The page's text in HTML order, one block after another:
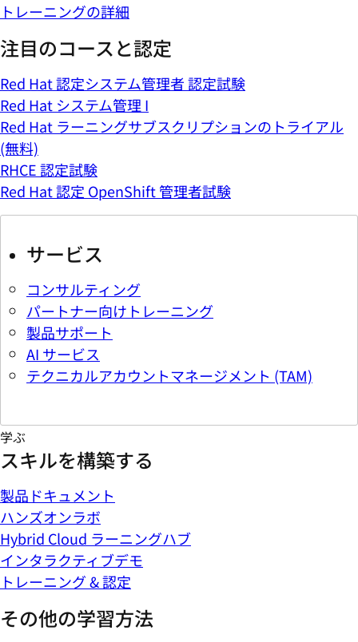
トレーニングの詳細
注目のコースと認定
Red Hat 認定システム管理者 認定試験
Red Hat システム管理 I
Red Hat ラーニングサブスクリプションのトライアル
(無料)
RHCE 認定試験
Red Hat 認定 OpenShift 管理者試験
サービス
コンサルティング
パートナー向けトレーニング
製品サポート
AI サービス
テクニカルアカウントマネージメント (TAM)
学ぶ
スキルを構築する
製品ドキュメント
ハンズオンラボ
Hybrid Cloud ラーニングハブ
インタラクティブデモ
トレーニング & 認定
その他の学習方法